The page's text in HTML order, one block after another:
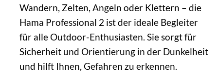
Wandern, Zelten, Angeln oder Klettern – die
Hama Professional 2 ist der ideale Begleiter
für alle Outdoor-Enthusiasten. Sie sorgt für
Sicherheit und Orientierung in der Dunkelheit
und hilft Ihnen, Gefahren zu erkennen.